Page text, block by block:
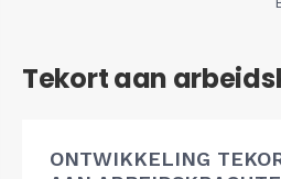
Tekort aan
ONTWIKKELING